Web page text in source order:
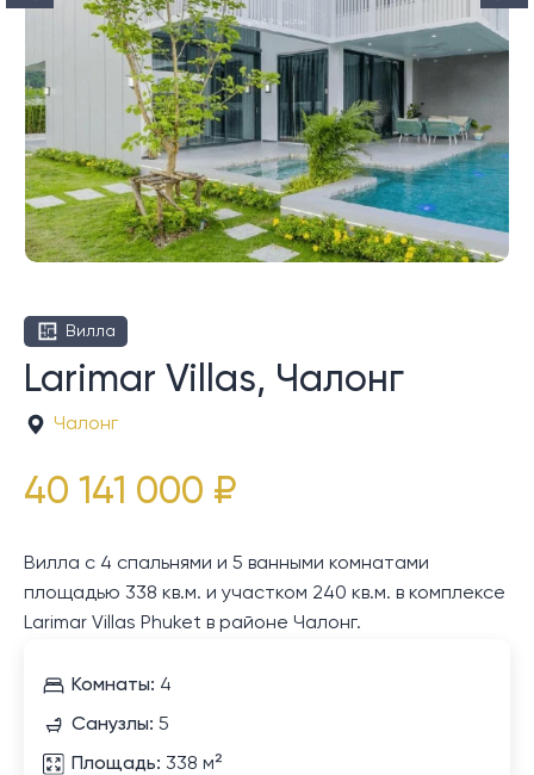
Вилла
Larimar Villas, Чалонг
Чалонг
40 141 000 ₽
Вилла с 4 спальнями и 5 ванными комнатами
площадью 338 кв.м. и участком 240 кв.м. в комплексе
Larimar Villas Phuket в районе Чалонг.
Комнаты: 4
Санузлы: 5
Площадь: 338 м²